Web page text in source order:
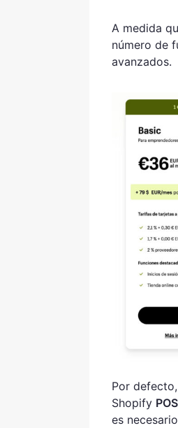
A medida
número de
avanzados.
Por
Shopify
es